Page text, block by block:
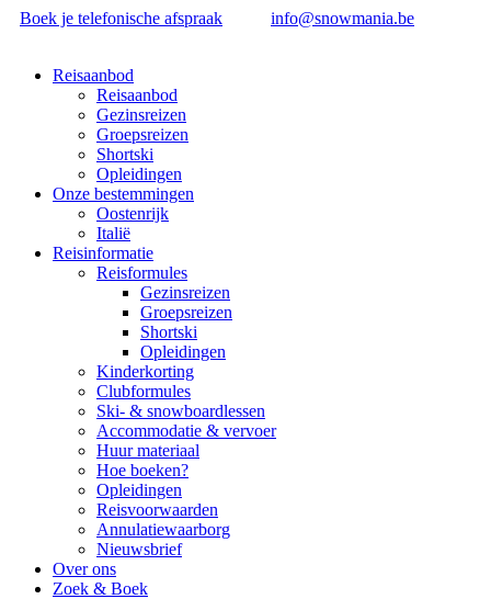
Boek je telefonische afspraak info@snowmania.be
Reisaanbod
Reisaanbod
Gezinsreizen
Groepsreizen
Shortski
Opleidingen
Onze bestemmingen
Oostenrijk
Italië
Reisinformatie
Reisformules
Gezinsreizen
Groepsreizen
Shortski
Opleidingen
Kinderkorting
Clubformules
Ski- & snowboardlessen
Accommodatie & vervoer
Huur materiaal
Hoe boeken?
Opleidingen
Reisvoorwaarden
Annulatiewaarborg
Nieuwsbrief
Over ons
Zoek & Boek